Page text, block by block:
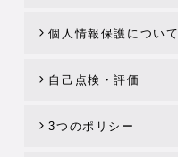
個人情報保護について
自己点検・評価
3つのポリシー